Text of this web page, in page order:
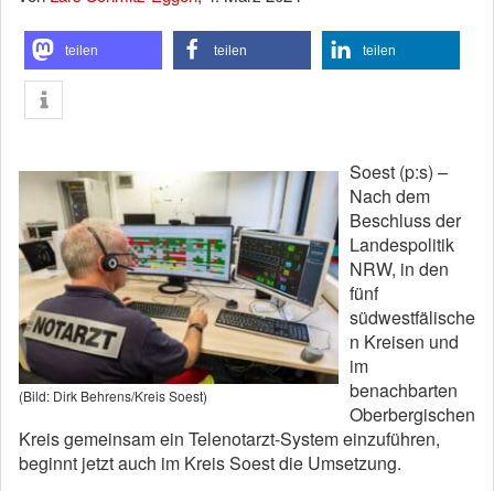
teilen teilen teilen
(Bild: Dirk Behrens/Kreis Soest)
Soest (p:s) –
Nach dem
Beschluss der
Landespolitik
NRW, in den
fünf
südwestfälische
n Kreisen und
im
benachbarten
Oberbergischen
Kreis gemeinsam ein Telenotarzt-System einzuführen,
beginnt jetzt auch im Kreis Soest die Umsetzung.